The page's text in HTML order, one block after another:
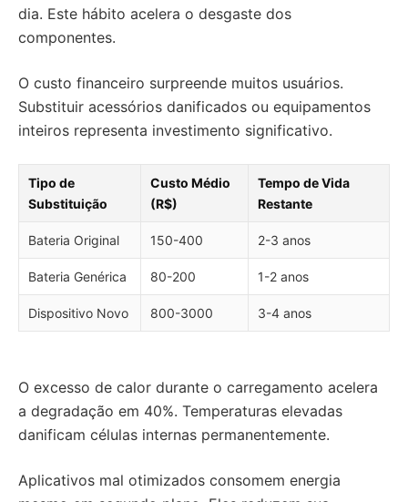
dia. Este hábito acelera o desgaste dos
componentes.
O custo financeiro surpreende muitos usuários.
Substituir acessórios danificados ou equipamentos
inteiros representa investimento significativo.
Tipo de
Substituição
Custo Médio
(R$)
Tempo de Vida
Restante
Bateria Original 150-400 2-3 anos
Bateria Genérica 80-200 1-2 anos
Dispositivo Novo 800-3000 3-4 anos
O excesso de calor durante o carregamento acelera
a degradação em 40%. Temperaturas elevadas
danificam células internas permanentemente.
Aplicativos mal otimizados consomem energia